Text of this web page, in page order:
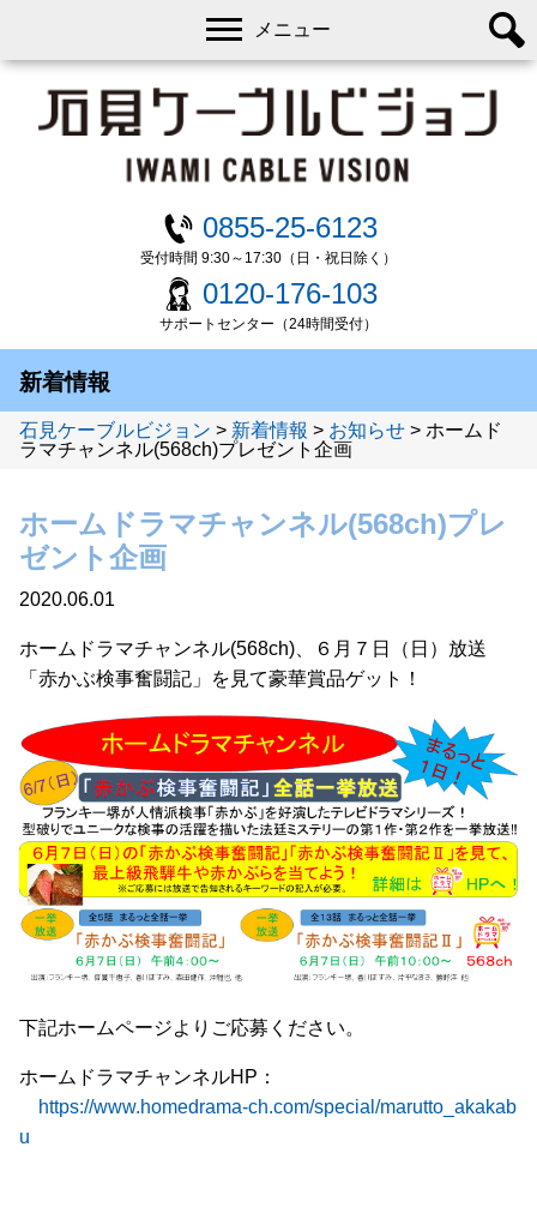
0855-25-6123
受付時間 9:30～17:30（日・祝日除く）
0120-176-103
サポートセンター（24時間受付）
メニュー
新着情報
石見ケーブルビジョン > 新着情報 > お知らせ > ホームド
ラマチャンネル(568ch)プレゼント企画
ホームドラマチャンネル(568ch)プレ
ゼント企画
2020.06.01
ホームドラマチャンネル(568ch)、６月７日（日）放送
「赤かぶ検事奮闘記」を見て豪華賞品ゲット！
下記ホームページよりご応募ください。
ホームドラマチャンネルHP：
https://www.homedrama-ch.com/special/marutto_akakab
u